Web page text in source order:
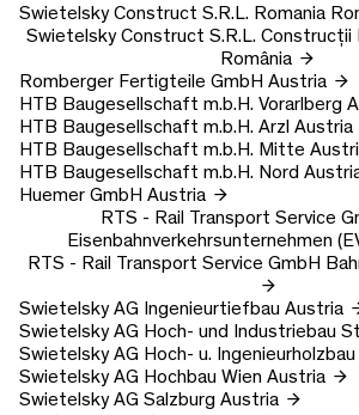
Swietelsky Construct S.R.L. Romania
Swietelsky Construct S.R.L. Construcții
România
Romberger Fertigteile GmbH Austria
HTB Baugesellschaft m.b.H. Vorarlberg
HTB Baugesellschaft m.b.H. Arzl Austria
HTB Baugesellschaft m.b.H. Mitte
HTB Baugesellschaft m.b.H. Nord
Huemer GmbH Austria
RTS - Rail Transport Service
Eisenbahnverkehrsunternehmen
RTS - Rail Transport Service GmbH
Swietelsky AG Ingenieurtiefbau Austria
Swietelsky AG Hoch- und Industriebau
Swietelsky AG
Hoch- u. Ingenieurholzbau
Swietelsky AG Hochbau Wien Austria
Swietelsky AG Salzburg Austria